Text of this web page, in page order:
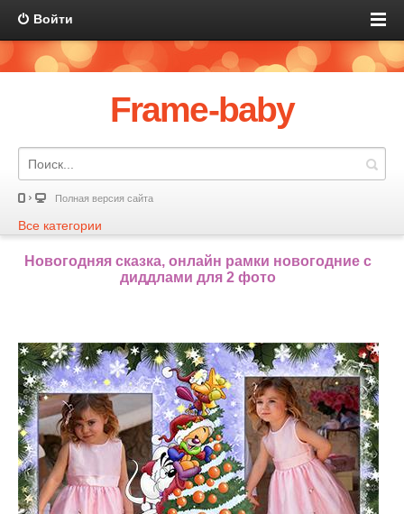
Войти
Frame-baby
Полная версия сайта
Все категории
Новогодняя сказка, онлайн рамки новогодние с
диддлами для 2 фото